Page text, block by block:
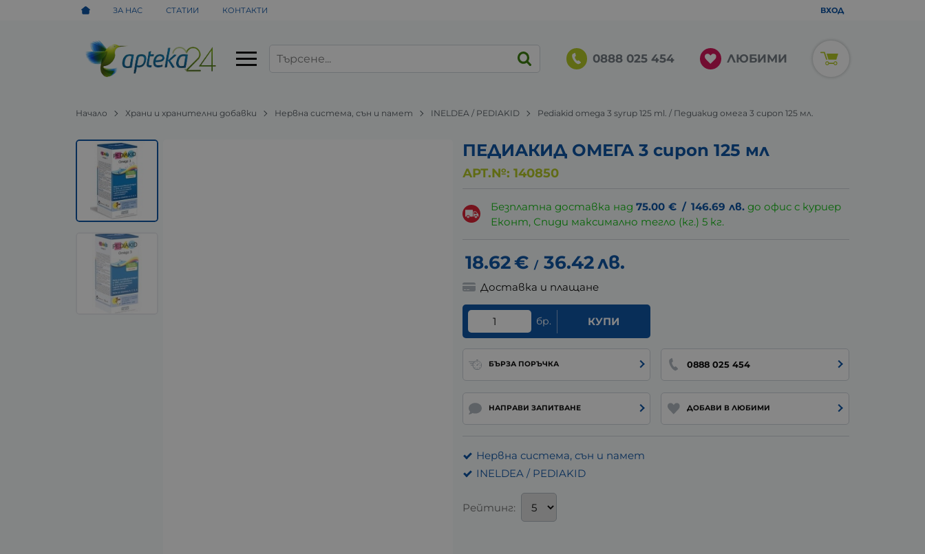
ЗА НАС СТАТИИ КОНТАКТИ ВХОД
0888 025 454 ЛЮБИМИ
Начало Храни и хранителни добавки Нервна система, сън и памет INELDEA / PEDIAKID Pediakid omega 3 syrup 125 ml. / Педиакид омега 3 сироп 125 мл.
ПЕДИАКИД ОМЕГА 3 сироп 125 мл
АРТ.№: 140850
Безплатна доставка над75.00 € / 146.69 лв. до офис с куриер
Еконт, Спиди максимално тегло (кг.) 5 кг.
18.62€ / 36.42лв.
Доставка и плащане
бр. КУПИ
БЪРЗА ПОРЪЧКА 0888 025 454
НАПРАВИ ЗАПИТВАНЕ ДОБАВИ В ЛЮБИМИ
Нервна система, сън и памет
INELDEA / PEDIAKID
Рейтинг: